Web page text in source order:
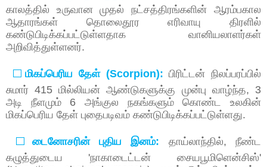
காலத்தில்
உருவான முதல் நட்சத்திரங்களின் ஆரம்பகால
ஆதாரங்கள்
தொலைதூர எரிவாயு
திரளில்
கண்டுபிடிக்கப்பட்டுள்ளதாக
வானியலாளர்கள்
அறிவித்துள்ளனர்.
⬜மிகப்பெரிய தேள்(Scorpion): பிரிட்டன் நிலப்பரப்பில்
சுமார் 415மில்லியன் ஆண்டுகளுக்கு முன்பு வாழ்ந்த, 3
அடி
நீளமும்6 அங்குல நகங்களும் கொண்ட
உலகின்
மிகப்பெரிய தேள் புதைபடிவம் கண்டுபிடிக்கப்பட்டுள்ளது.
⬜ டைனோசரின் புதிய இனம்: தாய்லாந்தில்,நீண்ட
கழுத்துடைய 'நாகாடைட்டன் சையபூமிளென்சிஸ்'